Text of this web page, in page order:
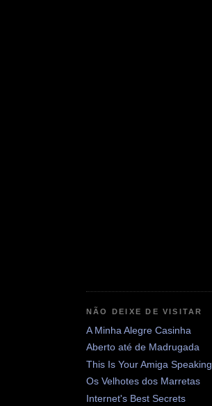
NÃO DEIXE DE VISITAR
A Minha Alegre Casinha
Aberto até de Madrugada
This Is Your Amiga Speaking
Os Velhotes dos Marretas
Internet's Best Secrets